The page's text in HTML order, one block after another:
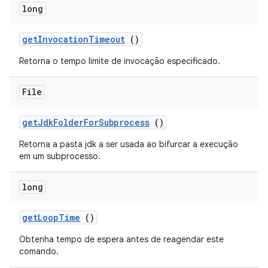
long
getInvocationTimeout ()
Retorna o tempo limite de invocação especificado.
File
getJdkFolderForSubprocess ()
Retorna a pasta jdk a ser usada ao bifurcar a execução
em um subprocesso.
long
getLoopTime ()
Obtenha tempo de espera antes de reagendar este
comando.